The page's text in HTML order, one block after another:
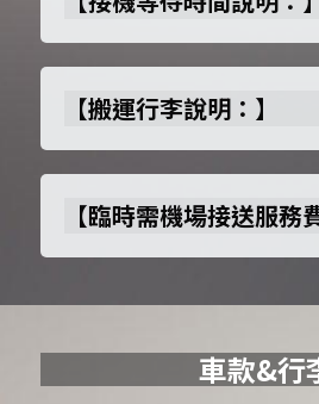
【搬運行李說明： 】
【臨時需機場接送服務
車款&行